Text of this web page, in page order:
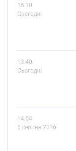
15.10
Сьогодні
13.40
Сьогодні
14.04
6 серпня 2026